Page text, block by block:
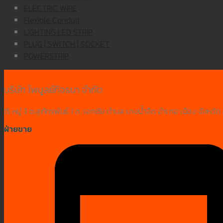
บริษัท ไพบูลย์กิจธนา จำกัด
15 หมู่ 3 ซ.สุภัทรพันธ์ 1 ถ. เอกชัย ตำบล บางน้ำจืด อำเภอ เมือง จังหวั
ฝ่ายขาย